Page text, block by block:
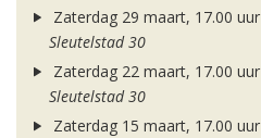
Zaterdag 29 maart, 17.00 uur
Sleutelstad 30
Zaterdag 22 maart, 17.00 uur
Sleutelstad 30
Zaterdag 15 maart, 17.00 uur